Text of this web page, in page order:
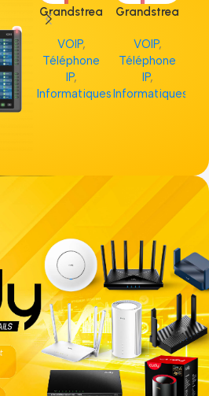
Grandstrea
m GRP2613
VOIP,
Téléphone
IP,
Informatiques
Grandstrea
VOIP,
Téléphone
IP,
Informatiques